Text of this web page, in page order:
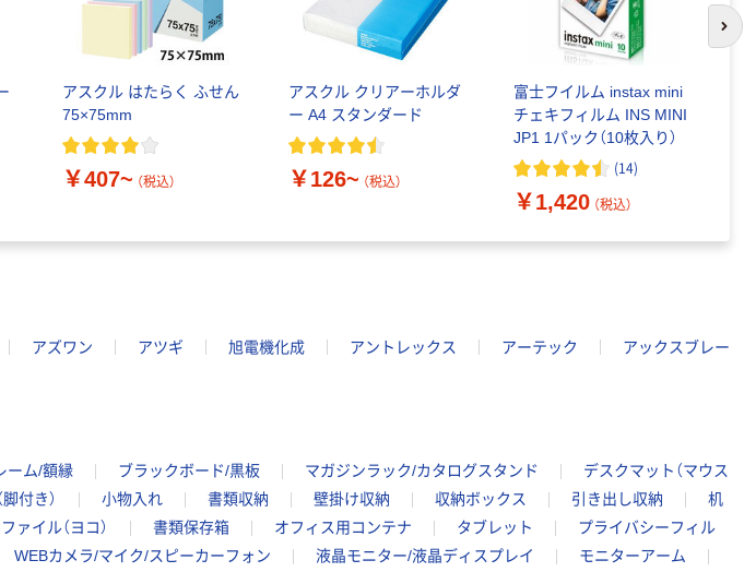
アスクル はたらく ふせん
75×75mm
￥407~ （税込）
アスクル クリアーホルダ
ー A4 スタンダード
￥126~ （税込）
富士フイルム instax mini
チェキフィルム INS MINI
JP1 1パック（10枚入り）
(14)
￥1,420 （税込）
次
アズワン アツギ 旭電機化成 アントレックス アーテック
アックスブレー
ーム/額縁 ブラックボード/黒板 マガジンラック/カタログスタンド
デスクマット（マウス
付き） 小物入れ 書類収納 壁掛け収納 収納ボックス 引き出し収納
机
ァイル（ヨコ） 書類保存箱 オフィス用コンテナ タブレット
プライバシーフィル
WEBカメラ/マイク/スピーカーフォン 液晶モニター/液晶ディスプレイ
モニターアーム